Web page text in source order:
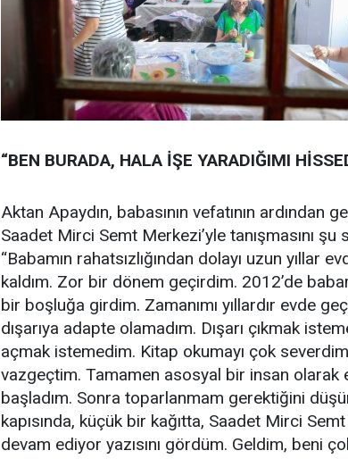
“BEN BURADA, HALA İŞE YARADIĞIMI
Aktan Apaydın, babasının vefatının ardından
Saadet Mirci Semt Merkezi’yle tanışmasını şu
“Babamın rahatsızlığından dolayı uzun yıllar
kaldım. Zor bir dönem geçirdim. 2012’de
bir boşluğa girdim. Zamanımı yıllardır evde
dışarıya adapte olamadım. Dışarı çıkmak
açmak istemedim. Kitap okumayı çok
vazgeçtim. Tamamen asosyal bir insan olarak
başladım. Sonra toparlanmam gerektiğini
kapısında, küçük bir kağıtta, Saadet Mirci
devam ediyor yazısını gördüm. Geldim, beni